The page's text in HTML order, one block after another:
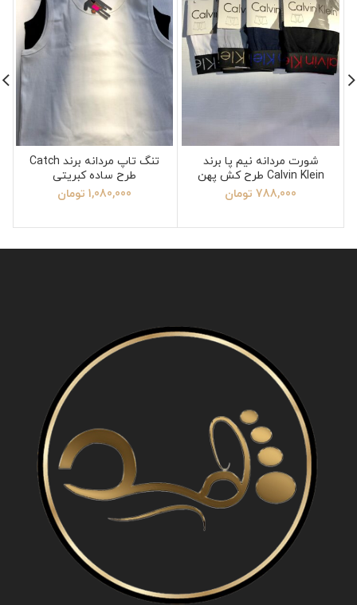
شورت مردانه نیم پا برند
Calvin Klein طرح کش پهن
788,000 تومان
تنگ تاپ مردانه برند Catch
طرح ساده کبریتی
1,080,000 تومان